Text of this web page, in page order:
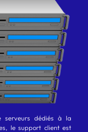
serveurs dédiés à la
le support client est